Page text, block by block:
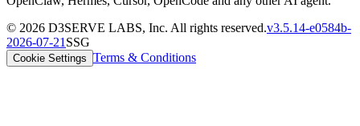
© 2026 D3SERVE LABS, Inc. All rights reserved.v3.5.14-e0584b-
2026-07-21 SSG
Cookie Settings Terms & Conditions